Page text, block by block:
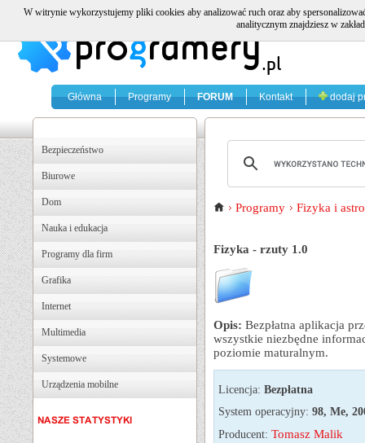
Główna Programy FORUM Kontakt dodaj
Bezpieczeństwo
Biurowe
Dom
Nauka i edukacja
Programy dla firm
Grafika
Internet
Multimedia
Systemowe
Urządzenia mobilne
Programy Fizyka i
Fizyka - rzuty 1.0
Opis: Bezpłatna aplikacja
wszystkie niezbędne
poziomie maturalnym.
Licencja: Bezpłatna
System operacyjny: 98, Me,
Producent: Tomasz Malik
W witrynie wykorzystujemy pliki cookies aby analizować ruch oraz aby
analitycznym znajdziesz w